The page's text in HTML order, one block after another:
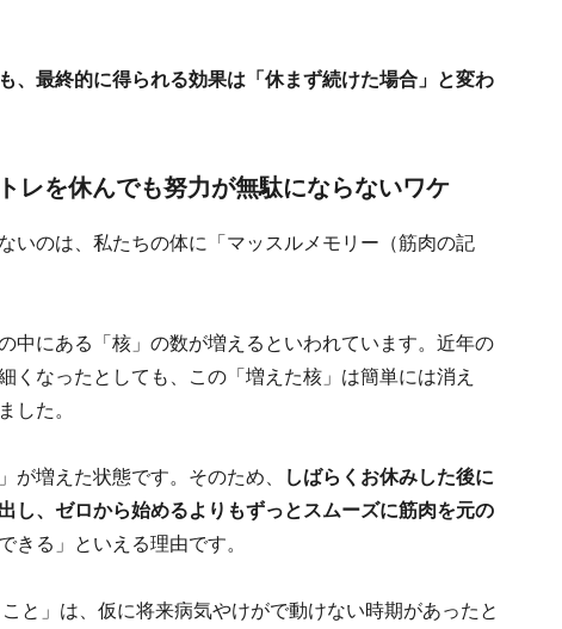
、最終的に得られる効果は「休まず続けた場合」と変わ
レを休んでも努力が無駄にならないワケ
いのは、私たちの体に「マッスルメモリー（筋肉の記
中にある「核」の数が増えるといわれています。近年の
くなったとしても、この「増えた核」は簡単には消え
した。
が増えた状態です。そのため、
しばらくお休みした後に
し、ゼロから始めるよりもずっとスムーズに筋肉を元の
きる」といえる理由です。
と」は、仮に将来病気やけがで動けない時期があったと